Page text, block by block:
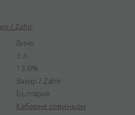
/ Zahir
Вино
3 л.
13.0%
Захир / Zahir
България
Каберне совиньон